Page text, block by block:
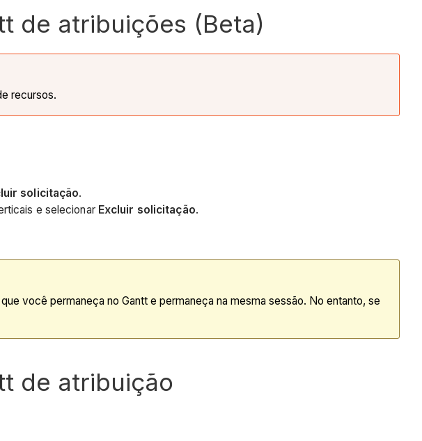
de atribuições (Beta)
recursos.
solicitação.
e selecionar Excluir solicitação.
você permaneça no Gantt e permaneça na mesma sessão. No entanto, se
de atribuição